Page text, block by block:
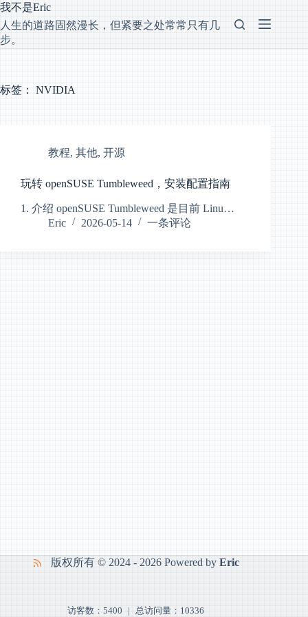
跳
过
内
容
我不是Eric
人生的道路固然漫长，但紧要之处常常只有几
步。
标签： NVIDIA
教程, 其他, 开源
玩转 openSUSE Tumbleweed，安装配置指南
1. 介绍 openSUSE Tumbleweed 是目前 Linu…
Eric
2026-05-14 一条评论
版权所有 © 2024 - 2026 Powered by Eric
访客数：5400 | 总访问量： 10336